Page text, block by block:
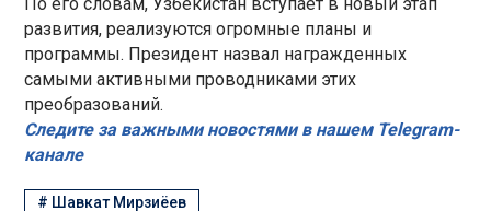
развития, реализуются огромные планы и
программы. Президент назвал награжденных
самыми активными проводниками этих
преобразований.
Следите за важными новостями в нашем Telegram-
канале
# Шавкат Мирзиёев